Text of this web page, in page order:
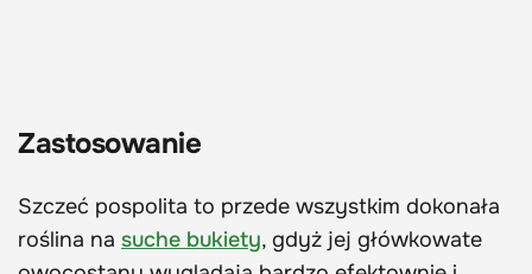
Zastosowanie
Szczeć pospolita to przede wszystkim dokonała
roślina na suche bukiety, gdyż jej główkowate